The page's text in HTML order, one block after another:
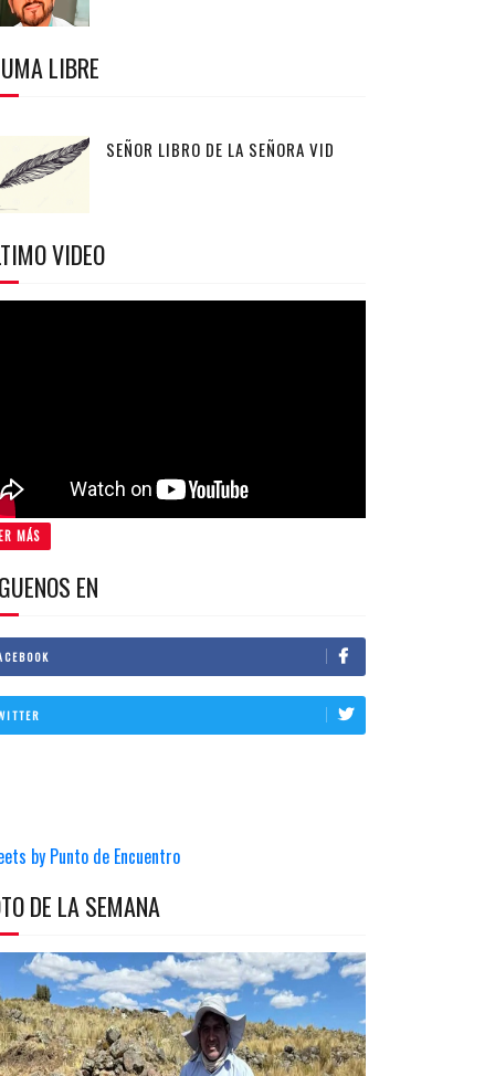
LIBRE
SEÑOR LIBRO DE LA SEÑORA VID
VIDEO
MÁS
EN
by Punto de Encuentro
DE LA SEMANA